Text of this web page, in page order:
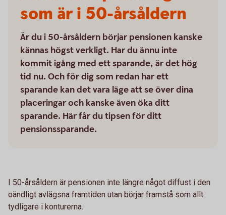
som är i 50-årsåldern
Är du i 50-årsåldern börjar pensionen kanske
kännas högst verkligt. Har du ännu inte
kommit igång med ett sparande, är det hög
tid nu. Och för dig som redan har ett
sparande kan det vara läge att se över dina
placeringar och kanske även öka ditt
sparande. Här får du tipsen för ditt
pensionssparande.
I 50-årsåldern är pensionen inte längre något diffust i den
oändligt avlägsna framtiden utan börjar framstå som allt
tydligare i konturerna.